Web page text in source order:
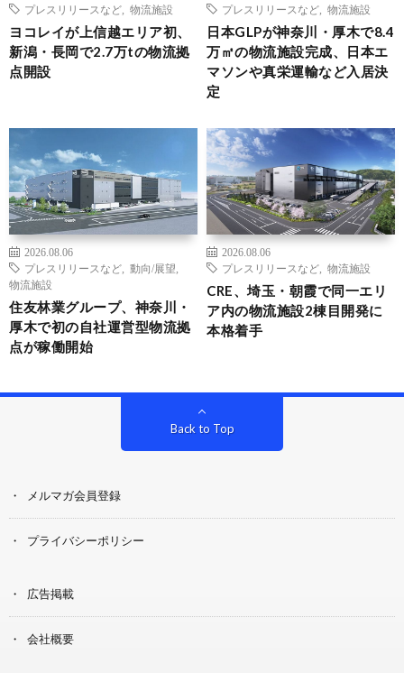
プレスリリースなど
物流施設
ヨコレイが上信越エリア初、
新潟・長岡で2.7万tの物流拠
点開設
プレスリリースなど
物流施設
日本GLPが神奈川・厚木で8.4
万㎡の物流施設完成、日本エ
マソンや真栄運輸など入居決
定
2026.08.06
プレスリリースなど
動向/展望
物流施設
住友林業グループ、神奈川・
厚木で初の自社運営型物流拠
点が稼働開始
2026.08.06
プレスリリースなど
物流施設
CRE、埼玉・朝霞で同一エリ
ア内の物流施設2棟目開発に
本格着手
Back to Top
メルマガ会員登録
プライバシーポリシー
広告掲載
会社概要